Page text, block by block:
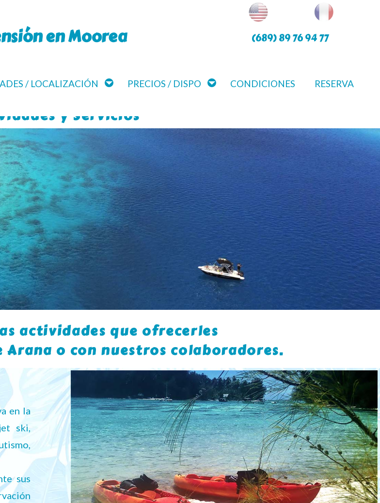
en Moorea (689) 89 76 94 77
/ LOCALIZACIÓN PRECIOS / DISPO CONDICIONES
RESERVA
y Servicios
actividades que ofrecerles
o con nuestros colaboradores.
en la
ski,
sus